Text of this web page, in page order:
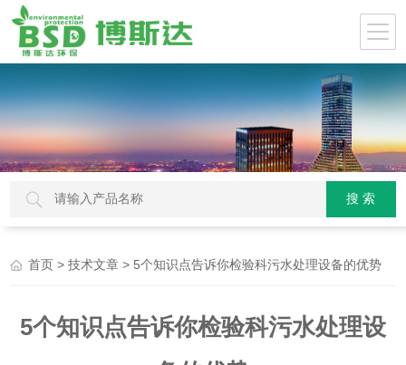
首页 >技术文章 > 5个知识点告诉你检验科污水处理设备的优势
5个知识点告诉你检验科污水处理设